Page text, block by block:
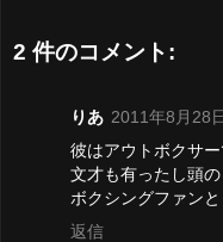
2 件のコメント:
りあ 2011年8月28
彼はアウトボクサー
文才も有ったし頭の
ボクシングファン
返信